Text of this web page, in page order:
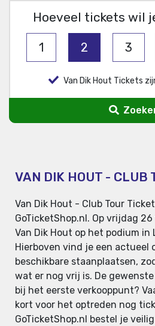
Hoeveel tickets wil
1 2 3
Van Dik Hout Tickets
VAN DIK HOUT - CLUB
Van Dik Hout - Club Tour
GoTicketShop.nl. Op vrijdag
Van Dik Hout op het podium in
Hierboven vind je een actueel
beschikbare staanplaatsen,
wat er nog vrij is. De
bij het eerste verkooppunt?
kort voor het optreden nog
GoTicketShop.nl bestel je